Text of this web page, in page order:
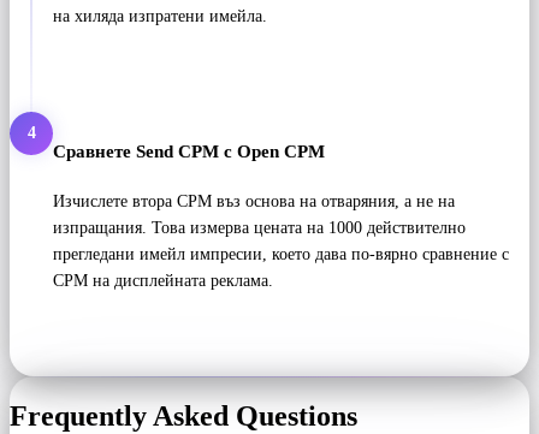
на хиляда изпратени имейла.
4
Сравнете Send CPM с Open CPM
Изчислете втора CPM въз основа на отваряния, а не на
изпращания. Това измерва цената на 1000 действително
прегледани имейл импресии, което дава по-вярно сравнение с
CPM на дисплейната реклама.
Frequently Asked Questions